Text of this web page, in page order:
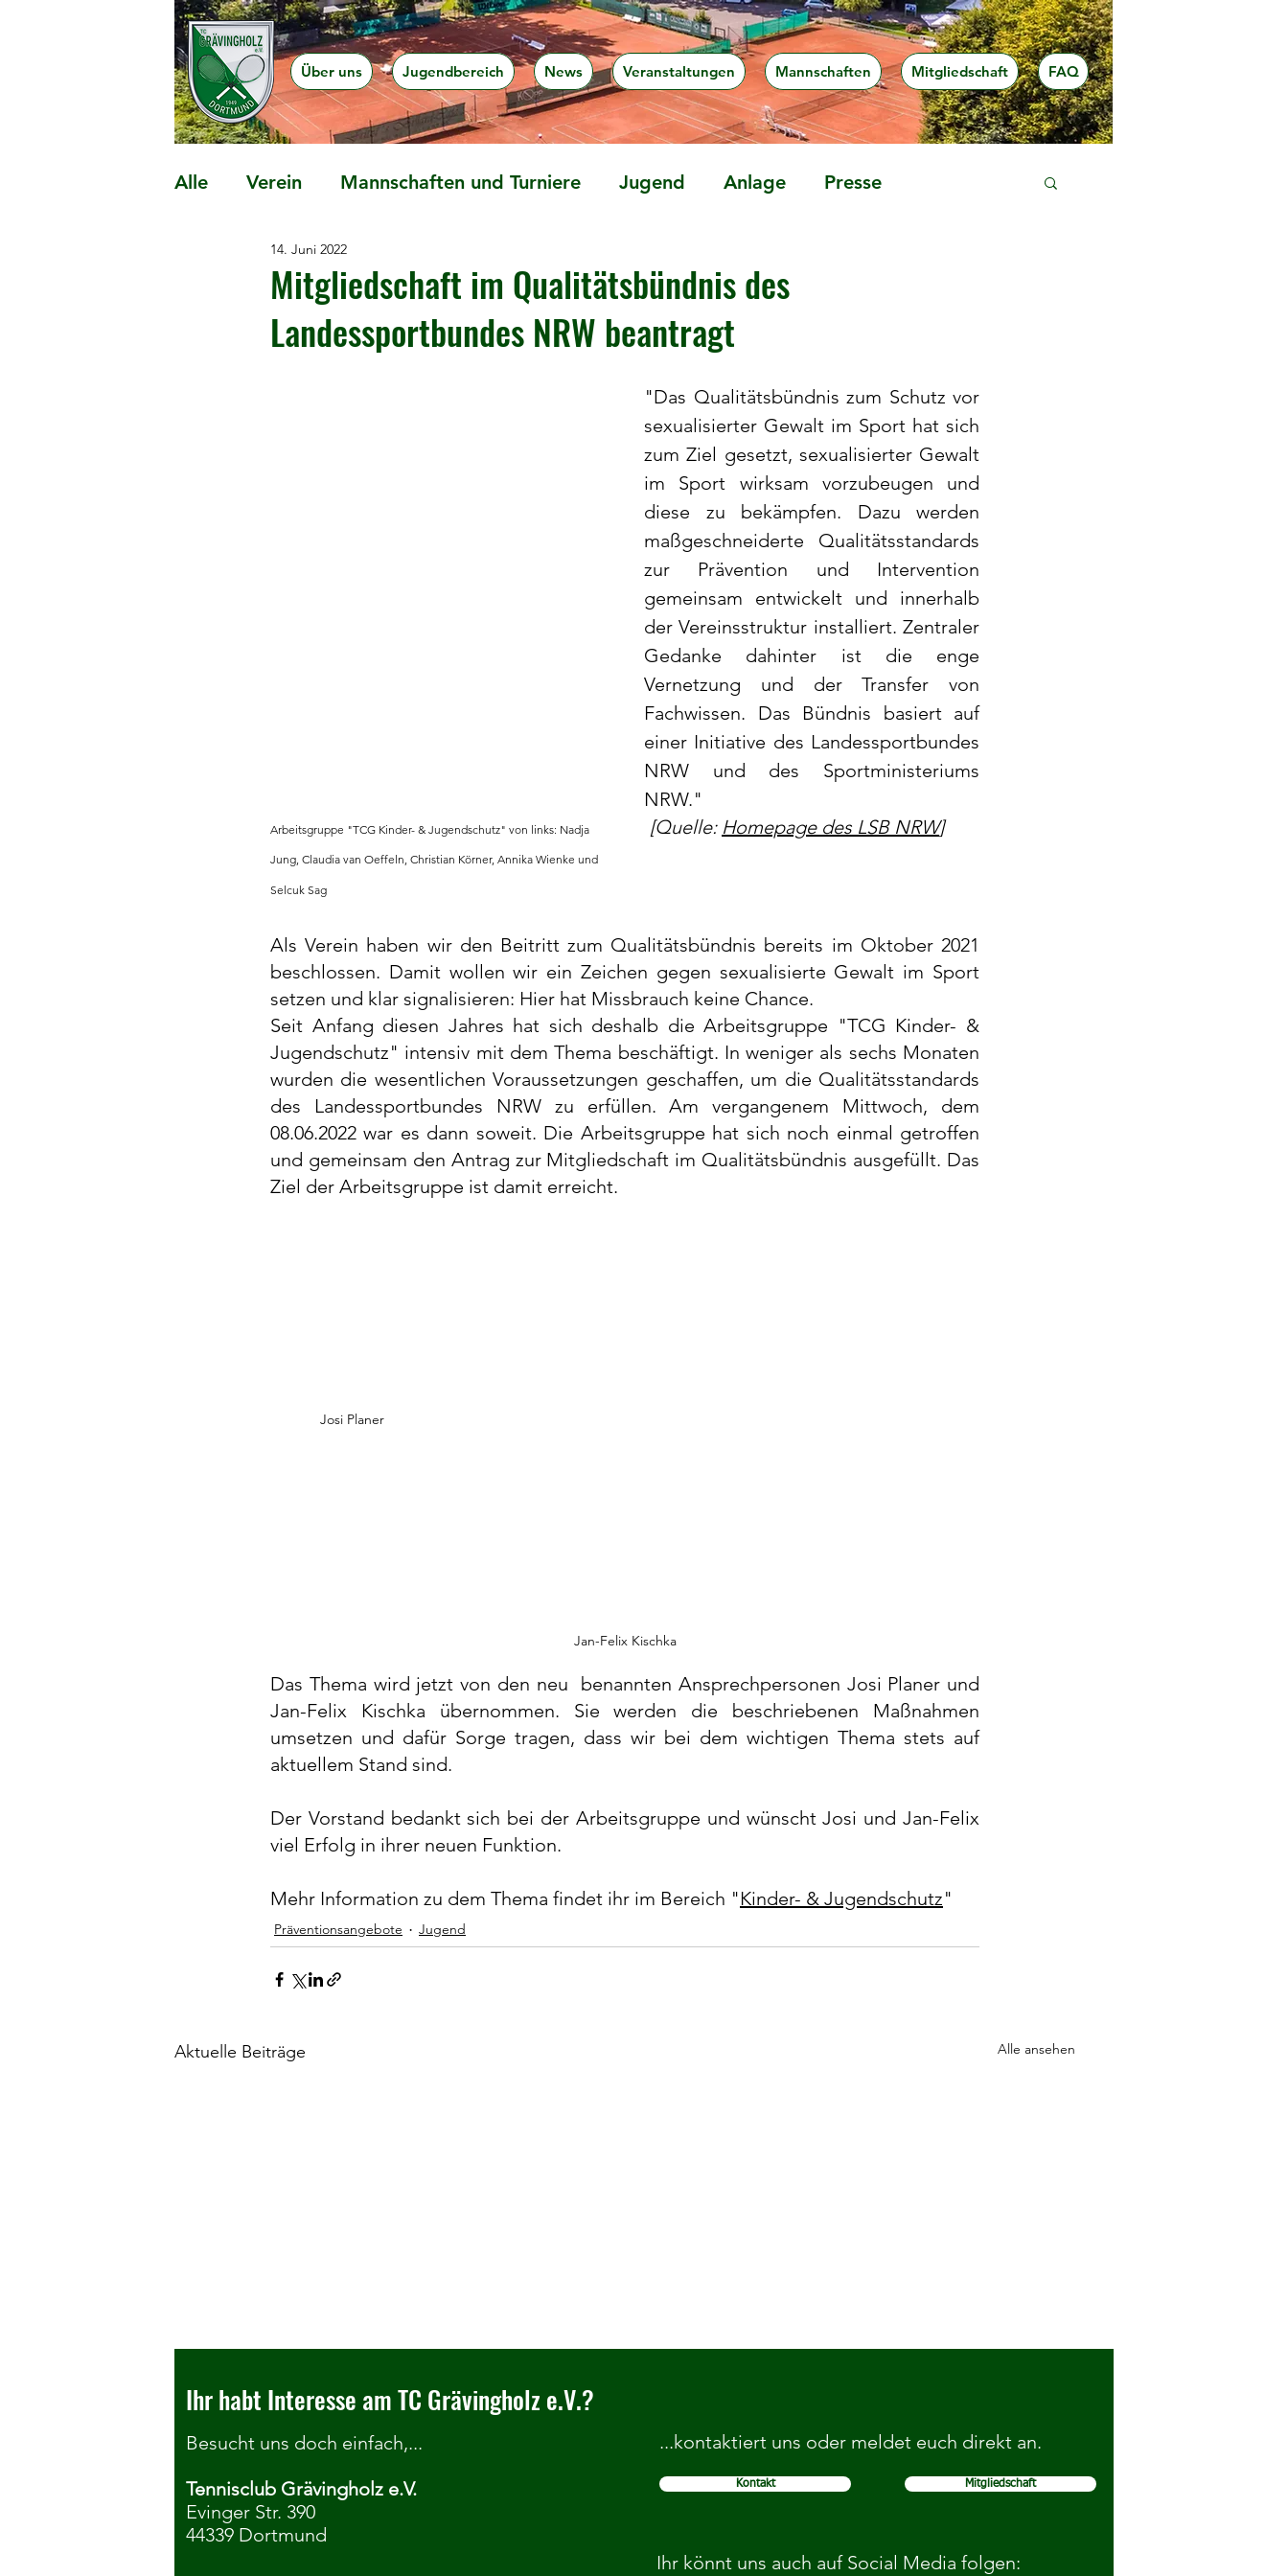
Über uns Jugendbereich News Veranstaltungen Mannschaften Mitgliedschaft FAQ
Alle Verein Mannschaften und Turniere Jugend Anlage Presse
Präventionsangebote
Mitgliedschaft im Qualitätsbündnis des
Landessportbundes NRW beantragt
14. Juni 2022
"Das Qualitätsbündnis zum Schutz vor
sexualisierter Gewalt im Sport hat sich
zum Ziel gesetzt, sexualisierter Gewalt
im Sport wirksam vorzubeugen und
diese zu bekämpfen. Dazu werden
maßgeschneiderte Qualitätsstandards
zur Prävention und Intervention
gemeinsam entwickelt und innerhalb
der Vereinsstruktur installiert. Zentraler
Gedanke dahinter ist die enge
Vernetzung und der Transfer von
Fachwissen. Das Bündnis basiert auf
einer Initiative des Landessportbundes
NRW und des Sportministeriums
NRW."
Arbeitsgruppe "TCG Kinder- & Jugendschutz" von links: Nadja
   [Quelle:
Homepage des LSB NRW]
Jung, Claudia van Oeffeln, Christian Körner, Annika Wienke und
Selcuk Sag
Als Verein haben wir den Beitritt zum Qualitätsbündnis bereits im Oktober 2021
beschlossen. Damit wollen wir ein Zeichen gegen sexualisierte Gewalt im Sport
setzen und klar signalisieren: Hier hat Missbrauch keine Chance.
Seit Anfang diesen Jahres hat sich deshalb die Arbeitsgruppe "TCG Kinder- &
Jugendschutz" intensiv mit dem Thema beschäftigt. In weniger als sechs Monaten
wurden die wesentlichen Voraussetzungen geschaffen, um die Qualitätsstandards
des Landessportbundes NRW zu erfüllen. Am vergangenem Mittwoch, dem
08.06.2022 war es dann soweit. Die Arbeitsgruppe hat sich noch einmal getroffen
und gemeinsam den Antrag zur Mitgliedschaft im Qualitätsbündnis ausgefüllt. Das
Ziel der Arbeitsgruppe ist damit erreicht.
Josi Planer
Jan-Felix Kischka
Das Thema wird jetzt von den neu  benannten Ansprechpersonen Josi Planer und
Jan-Felix Kischka übernommen. Sie werden die beschriebenen Maßnahmen
umsetzen und dafür Sorge tragen, dass wir bei dem wichtigen Thema stets auf
aktuellem Stand sind.
Der Vorstand bedankt sich bei der Arbeitsgruppe und wünscht Josi und Jan-Felix
viel Erfolg in ihrer neuen Funktion.
Mehr Information zu dem Thema findet ihr im Bereich "Kinder- & Jugendschutz"
Präventionsangebote Jugend
Aktuelle Beiträge Alle ansehen
Wir belohnen gute Sportnoten von
Grundschülerinnen
Ihr habt Interesse am TC Grävingholz e.V.?
Besucht uns doch einfach,...
Tennisclub Grävingholz e.V.
Evinger Str. 390
44339 Dortmund
...kontaktiert uns oder meldet euch direkt an.
Kontakt Mitgliedschaft
Ihr könnt uns auch auf Social Media folgen: